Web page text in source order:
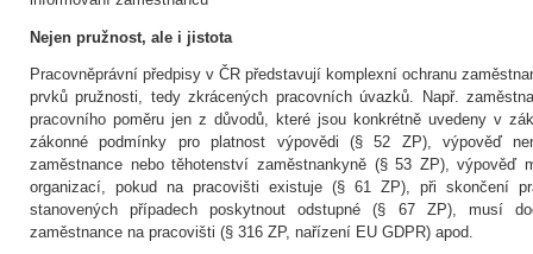
Nejen pružnost, ale i jistota
Pracovněprávní předpisy v ČR představují komplexní ochranu
prvků pružnosti, tedy zkrácených pracovních úvazků. Např.
pracovního poměru jen z důvodů, které jsou konkrétně uvedeny v
zákonné podmínky pro platnost výpovědi (§ 52 ZP), výpověď
zaměstnance nebo těhotenství zaměstnankyně (§ 53 ZP), výpověď
organizací, pokud na pracovišti existuje (§ 61 ZP), při skončení
stanovených případech poskytnout odstupné (§ 67 ZP), musí
zaměstnance na pracovišti (§ 316 ZP, nařízení EU GDPR) apod.